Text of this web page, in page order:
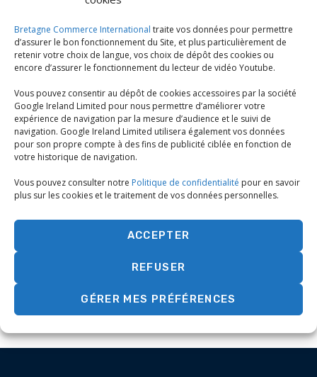
Bretagne Commerce International traite vos données pour permettre
d’assurer le bon fonctionnement du Site, et plus particulièrement de
retenir votre choix de langue, vos choix de dépôt des cookies ou
encore d’assurer le fonctionnement du lecteur de vidéo Youtube.
Vous pouvez consentir au dépôt de cookies accessoires par la société
Google Ireland Limited pour nous permettre d’améliorer votre
expérience de navigation par la mesure d’audience et le suivi de
navigation. Google Ireland Limited utilisera également vos données
pour son propre compte à des fins de publicité ciblée en fonction de
votre historique de navigation.
Vous pouvez consulter notre Politique de confidentialité pour en savoir
plus sur les cookies et le traitement de vos données personnelles.
ACCEPTER
REFUSER
GÉRER MES PRÉFÉRENCES
Animé par Jean Girard
[29 juin 2025]
15h00 - 15h45
Réunion d'information - Mercosur, où